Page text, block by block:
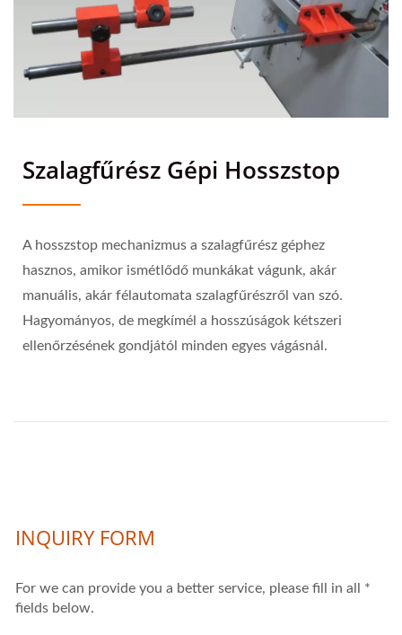
Szalagfűrész Gépi Hosszstop
A hosszstop mechanizmus a szalagfűrész géphez
hasznos, amikor ismétlődő munkákat vágunk, akár
manuális, akár félautomata szalagfűrészről van szó.
Hagyományos, de megkímél a hosszúságok kétszeri
ellenőrzésének gondjától minden egyes vágásnál.